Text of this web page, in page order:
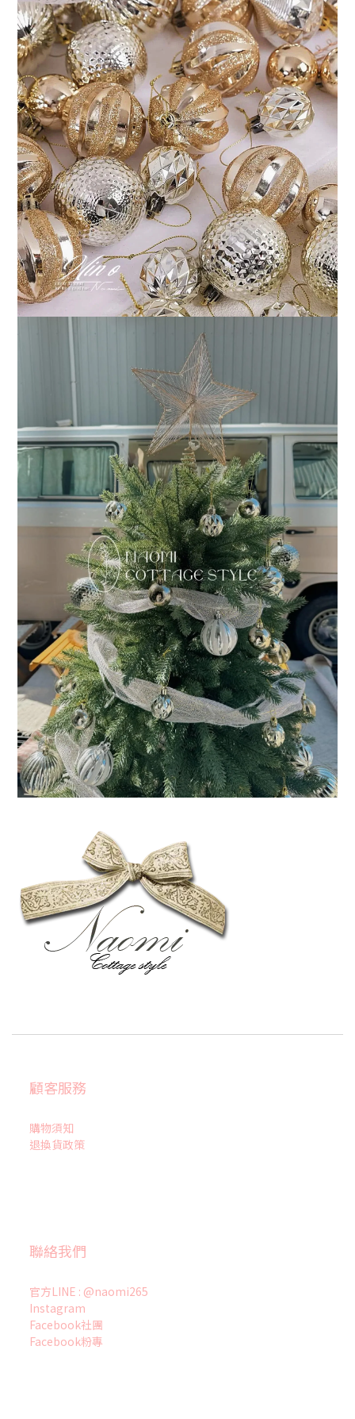
顧客服務
購物須知
退換貨政策
聯絡我們
官方LINE : @naomi265
Instagram
Facebook社團
Facebook粉專